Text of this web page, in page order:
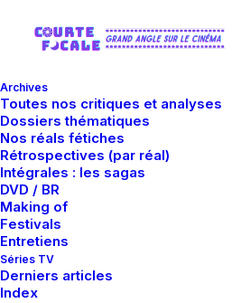
Archives
Toutes nos critiques et analyses
Dossiers thématiques
Nos réals fétiches
Rétrospectives (par réal)
Intégrales : les sagas
DVD / BR
Making of
Festivals
Entretiens
Séries TV
Derniers articles
Index